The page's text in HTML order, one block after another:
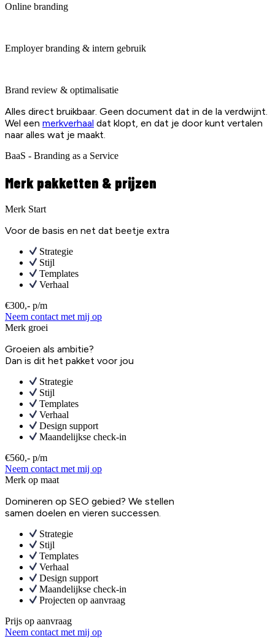
Online branding
Employer branding & intern gebruik
Brand review & optimalisatie
Alles direct bruikbaar. Geen document dat in de la verdwijnt.
Wel een merkverhaal dat klopt, en dat je door kunt vertalen
naar alles wat je maakt.
BaaS - Branding as a Service
Merk pakketten & prijzen
Merk Start
Voor de basis en net dat beetje extra
Strategie
Stijl
Templates
Verhaal
€300,- p/m
Neem contact met mij op
Merk groei
Groeien als ambitie?
Dan is dit het pakket voor jou
Strategie
Stijl
Templates
Verhaal
Design support
Maandelijkse check-in
€560,- p/m
Neem contact met mij op
Merk op maat
Domineren op SEO gebied? We stellen
samen doelen en vieren successen.
Strategie
Stijl
Templates
Verhaal
Design support
Maandelijkse check-in
Projecten op aanvraag
Prijs op aanvraag
Neem contact met mij op